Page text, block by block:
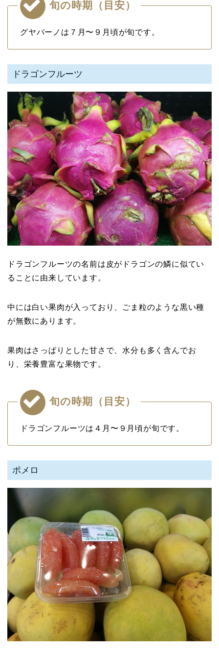
旬の時期（目安）
グヤバーノは７月〜９月頃が旬です。
ドラゴンフルーツ
ドラゴンフルーツの名前は皮がドラゴンの鱗に似てい
ることに由来しています。
中には白い果肉が入っており、ごま粒のような黒い種
が無数にあります。
果肉はさっぱりとした甘さで、水分も多く含んでお
り、栄養豊富な果物です。
旬の時期（目安）
ドラゴンフルーツは４月〜９月頃が旬です。
ポメロ